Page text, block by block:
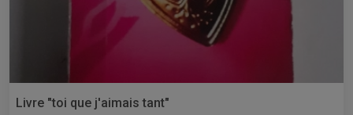
Livre "toi que j'aimais tant"